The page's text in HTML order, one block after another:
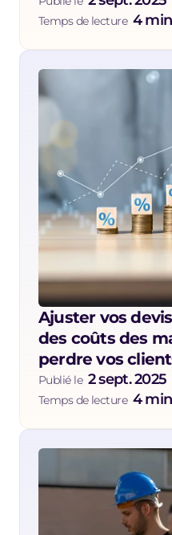
Temps de lecture 4 min
Ajuster vos
des coûts des
perdre vos
Publié le 2 sept. 2025
Temps de lecture 4 min